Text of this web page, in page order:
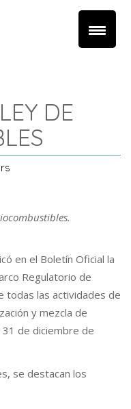
DE
en el Boletín Oficial la
Regulatorio de
todas las actividades de
y mezcla de
de diciembre de
se destacan los